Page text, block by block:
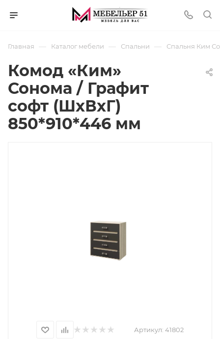
Главная — Каталог мебели — Спальни — Спальня Ким
Комод «Ким»
Сонома / Графит
софт (ШхВхГ)
850*910*446 мм
Артикул: 41802